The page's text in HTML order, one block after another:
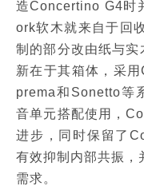
造Concertino G4时
ork软木就来自于回
制的部分改由纸与
新在于其箱体，采
prema和Sonetto等
音单元搭配使用，
进步，同时保留了
有效抑制内部共振，
需求。